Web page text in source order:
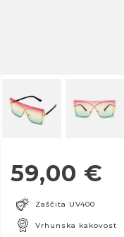
59,00 €
Zaščita UV400
Vrhunska kakovost